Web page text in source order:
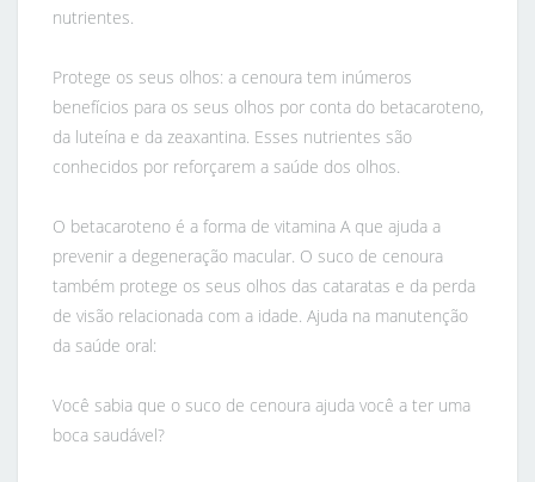
nutrientes.
Protege os seus olhos: a cenoura tem inúmeros
benefícios para os seus olhos por conta do betacaroteno,
da luteína e da zeaxantina. Esses nutrientes são
conhecidos por reforçarem a saúde dos olhos.
O betacaroteno é a forma de vitamina A que ajuda a
prevenir a degeneração macular. O suco de cenoura
também protege os seus olhos das cataratas e da perda
de visão relacionada com a idade. Ajuda na manutenção
da saúde oral:
Você sabia que o suco de cenoura ajuda você a ter uma
boca saudável?